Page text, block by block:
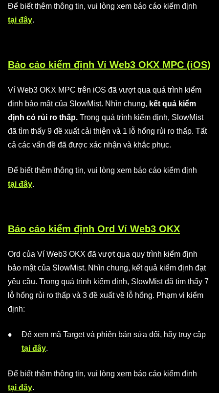
Để biết thêm thông tin, vui lòng xem báo cáo kiểm định
tại đây.
Báo cáo kiểm định Ví Web3 OKX MPC (iOS)
Ví Web3 OKX MPC trên iOS đã vượt qua quá trình kiểm
định bảo mật của SlowMist. Nhìn chung, kết quả kiểm
định có rủi ro thấp. Trong quá trình kiểm định, SlowMist
đã tìm thấy 9 đề xuất cải thiện và 1 lỗ hổng rủi ro thấp. Tất
cả các vấn đề đã được xác nhận và khắc phục.
Để biết thêm thông tin, vui lòng xem báo cáo kiểm định
tại đây.
Báo cáo kiểm định Ord Ví Web3 OKX
Ord của Ví Web3 OKX đã vượt qua quy trình kiểm định
bảo mật của SlowMist. Nhìn chung, kết quả kiểm định đạt
yêu cầu. Trong quá trình kiểm định, SlowMist đã tìm thấy 7
lỗ hổng rủi ro thấp và 3 đề xuất về lỗ hổng. Phạm vi kiểm
định:
Để xem mã Target và phiên bản sửa đổi, hãy truy cập
tại đây.
Để biết thêm thông tin, vui lòng xem báo cáo kiểm định
tại đây.